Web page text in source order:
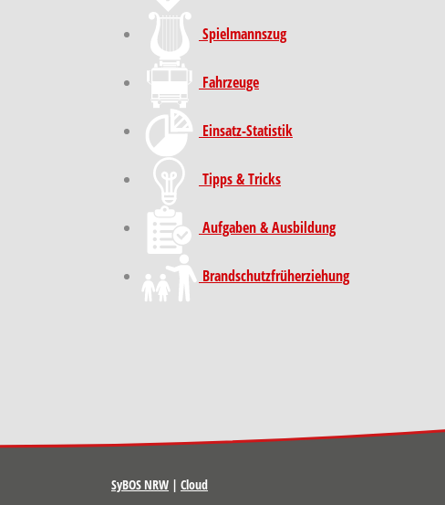
Spielmannszug
Fahrzeuge
Einsatz-Statistik
Tipps & Tricks
Aufgaben & Ausbildung
Brand­schutz­früh­erziehung
SyBOS NRW | Cloud